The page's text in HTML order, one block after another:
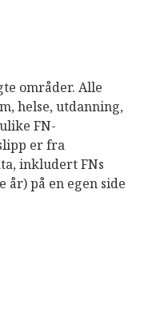
områder. Alle
helse, utdanning,
FN-
er fra
inkludert FNs
på en egen side